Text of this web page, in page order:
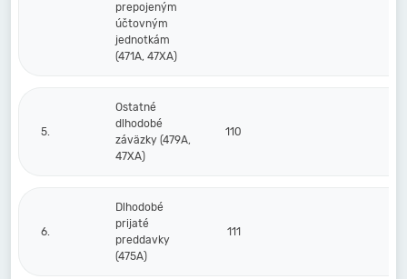
prepojeným
účtovným
jednotkám
(471A, 47XA)
5.
Ostatné
dlhodobé
záväzky (479A,
47XA)
110
6.
Dlhodobé
prijaté
preddavky
(475A)
111